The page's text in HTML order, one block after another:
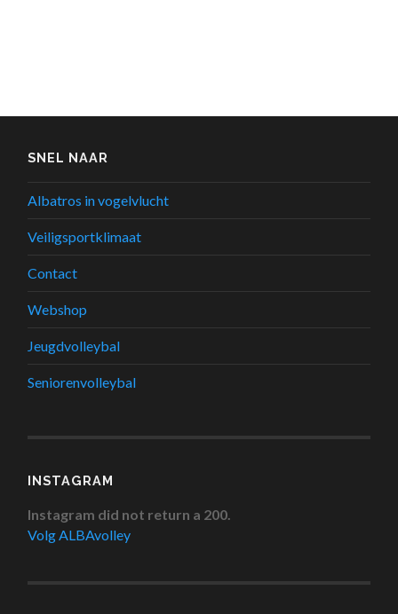
SNEL NAAR
Albatros in vogelvlucht
Veiligsportklimaat
Contact
Webshop
Jeugdvolleybal
Seniorenvolleybal
INSTAGRAM
Instagram did not return a 200.
Volg ALBAvolley